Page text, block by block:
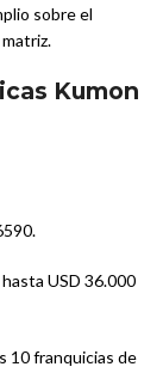
sobre el
Kumon
USD 36.000
10 franquicias de